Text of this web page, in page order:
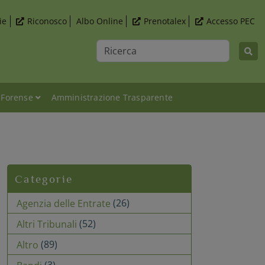
Ricerca
Riconosco Albo Online Prenotalex Accesso PEC
Amministrazione Trasparente
Categorie
Agenzia delle Entrate (26)
Altri Tribunali (52)
Altro (89)